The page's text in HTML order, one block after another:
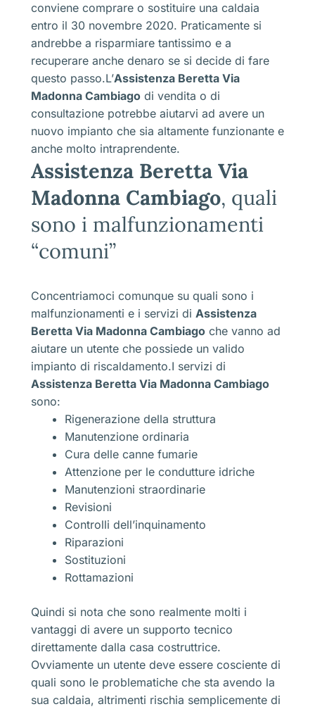
conviene comprare o sostituire una caldaia
entro il 30 novembre 2020. Praticamente si
andrebbe a risparmiare tantissimo e a
recuperare anche denaro se si decide di fare
questo passo.L’Assistenza Beretta Via
Madonna Cambiago di vendita o di
consultazione potrebbe aiutarvi ad avere un
nuovo impianto che sia altamente funzionante e
anche molto intraprendente.
Assistenza Beretta Via
Madonna Cambiago, quali
sono i malfunzionamenti
“comuni”
Concentriamoci comunque su quali sono i
malfunzionamenti e i servizi di Assistenza
Beretta Via Madonna Cambiago che vanno ad
aiutare un utente che possiede un valido
impianto di riscaldamento.I servizi di
Assistenza Beretta Via Madonna Cambiago
sono:
Rigenerazione della struttura
Manutenzione ordinaria
Cura delle canne fumarie
Attenzione per le condutture idriche
Manutenzioni straordinarie
Revisioni
Controlli dell’inquinamento
Riparazioni
Sostituzioni
Rottamazioni
Quindi si nota che sono realmente molti i
vantaggi di avere un supporto tecnico
direttamente dalla casa costruttrice.
Ovviamente un utente deve essere cosciente di
quali sono le problematiche che sta avendo la
sua caldaia, altrimenti rischia semplicemente di